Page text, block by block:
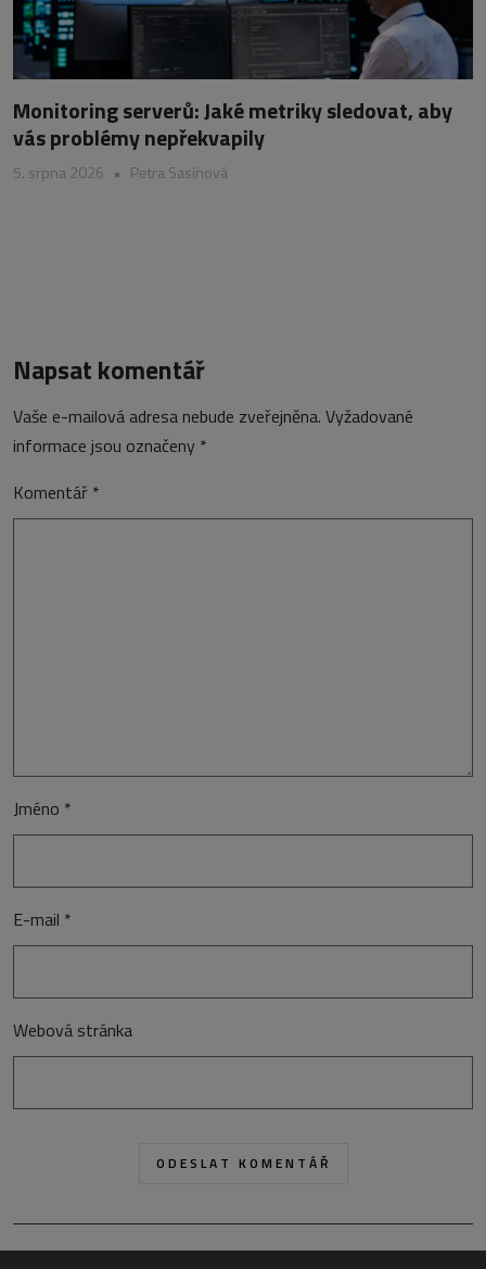
Monitoring serverů: Jaké metriky sledovat, aby
vás problémy nepřekvapily
5. srpna 2026 • Petra Sasínová
Napsat komentář
Vaše e-mailová adresa nebude zveřejněna. Vyžadované
informace jsou označeny *
Komentář *
Jméno *
E-mail *
Webová stránka